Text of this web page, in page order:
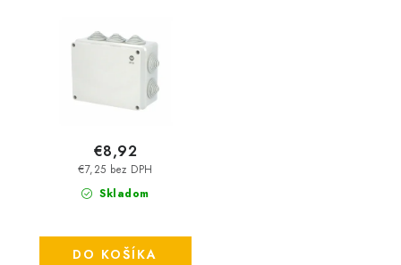
vývodky
Skladom
€7,25 bez DPH
€8,92
DO KOŠÍKA